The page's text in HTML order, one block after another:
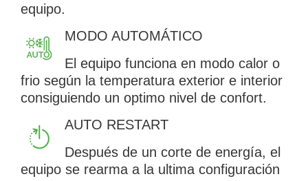
equipo.
MODO AUTOMÁTICO
El equipo funciona en modo calor o
frio según la temperatura exterior e interior
consiguiendo un optimo nivel de confort.
AUTO RESTART
Después de un corte de energía, el
equipo se rearma a la ultima configuración